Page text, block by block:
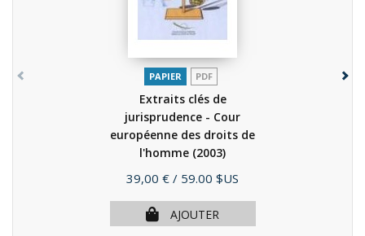
PAPIER PDF
Extraits clés de
jurisprudence - Cour
européenne des droits de
l'homme (2003)
Prix
39,00 € / 59.00 $US
AJOUTER